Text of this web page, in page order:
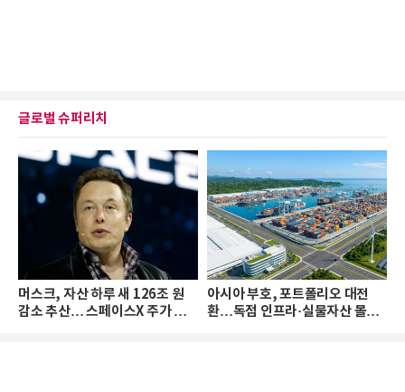
글로벌 슈퍼리치
머스크, 자산 하루 새 126조 원
감소 추산… 스페이스X 주가 하
아시아 부호, 포트폴리오 대전
환…독점 인프라·실물자산 몰린